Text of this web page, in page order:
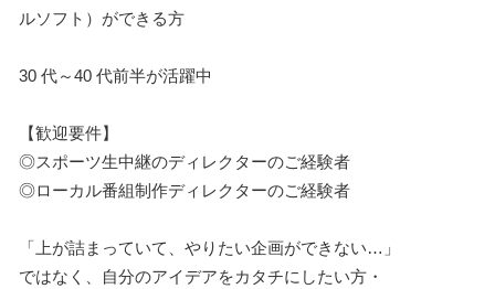
ルソフト）ができる方
30 代～40 代前半が活躍中
【歓迎要件】
◎スポーツ生中継のディレクターのご経験者
◎ローカル番組制作ディレクターのご経験者
「上が詰まっていて、やりたい企画ができない…」
ではなく、自分のアイデアをカタチにしたい方・